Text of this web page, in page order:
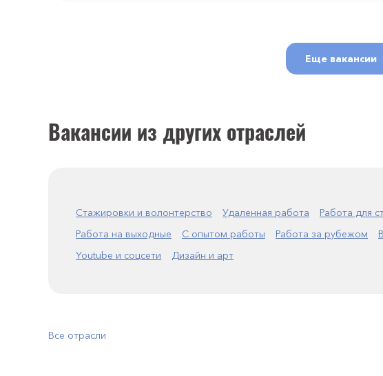
Еще вакансии
Вакансии из других отраслей
Стажировки и волонтерство Удаленная работа Работа для
Работа на выходные
С опытом работы Работа за рубежом
Youtube и соцсети
Дизайн и арт
Все отрасли